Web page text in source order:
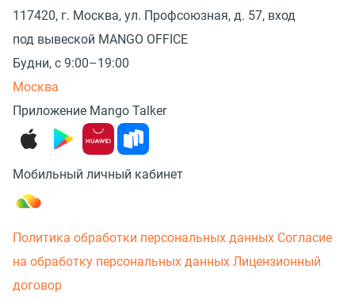
117420, г. Москва, ул. Профсоюзная, д. 57, вход
под вывеской MANGO OFFICE
Будни, с 9:00–19:00
Москва
Приложение Mango Talker
Мобильный личный кабинет
Политика обработки персональных данных Согласие
на обработку персональных данных Лицензионный
договор